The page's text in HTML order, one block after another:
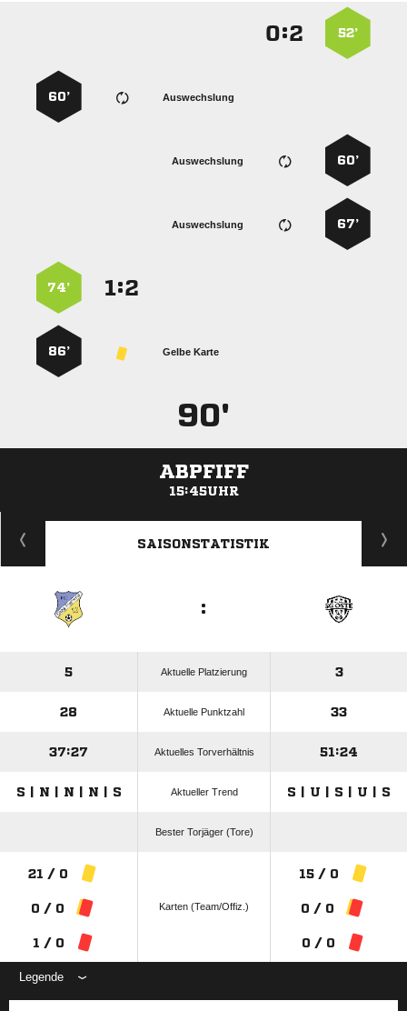
52’
:
Auswechslung
60’
60’
Auswechslung
67’
Auswechslung
:
74’
Gelbe Karte
86’
90'
ABPFIFF
15:45UHR
ANZEIGE
SAISONSTATISTIK
:
5 Aktuelle Platzierung 3
28 Aktuelle Punktzahl 33
37:27 Aktuelles Torverhältnis 51:24
S | N | N | N | S Aktueller Trend S | U | S | U | S
Bester Torjäger (Tore)
21 / 0
0 / 0
1 / 0
Karten (Team/Offiz.)
15 / 0
0 / 0
0 / 0
Legende
ANZEIGE